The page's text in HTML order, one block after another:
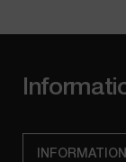
INFORMATION